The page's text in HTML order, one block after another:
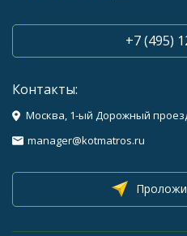
+7 (495)
Контакты:
Москва, 1-ый Дорожный
manager@kotmatros.ru